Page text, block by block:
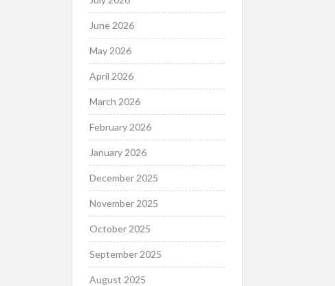
June 2026
May 2026
April 2026
March 2026
February 2026
January 2026
December 2025
November 2025
October 2025
September 2025
August 2025